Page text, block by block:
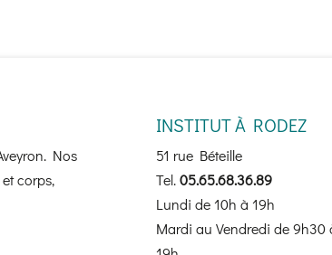
Nos
corps,
INSTITUT À RODEZ
51 rue Béteille
Tel.05.65.68.36.89
Lundi de 10h à 19h
Mardi au Vendredi de 9h30